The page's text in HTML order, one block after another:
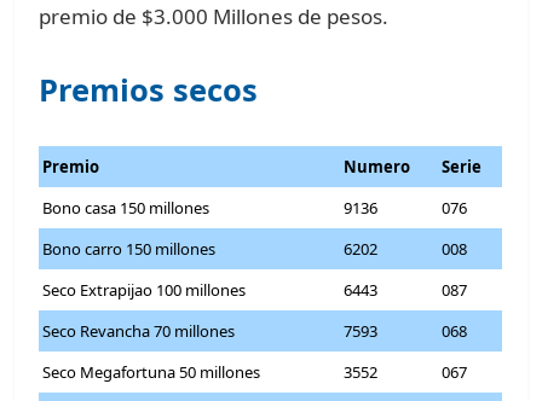
premio de $3.000 Millones de pesos.
Premios secos
Premio Numero
Serie
Bono casa 150 millones
9136
076
Bono carro 150 millones
6202
008
Seco Extrapijao 100 millones
6443
087
Seco Revancha 70 millones
7593
068
Seco Megafortuna 50 millones
3552
067